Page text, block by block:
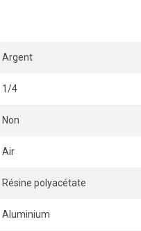
Argent
1/4
Non
Air
Résine polyacétate
Aluminium